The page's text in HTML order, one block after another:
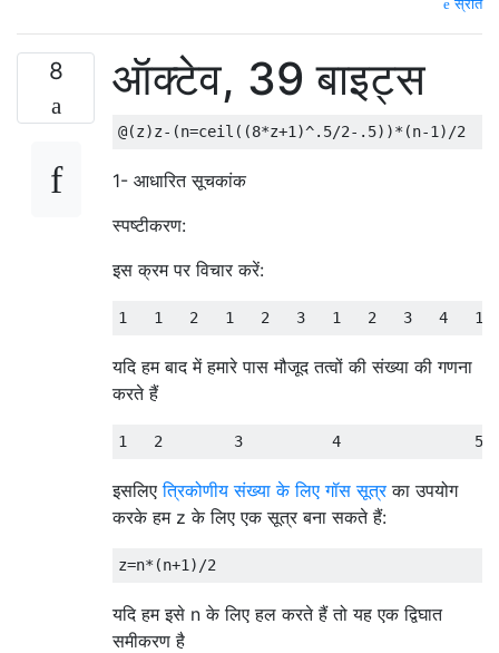
स्रोत
8 ऑक्टेव, 39 बाइट्स
1- आधारित सूचकांक
स्पष्टीकरण:
इस क्रम पर विचार करें:
यदि हम बाद में हमारे पास मौजूद तत्वों की संख्या की गणना
करते हैं
इसलिएत्रिकोणीय संख्या के लिए गॉस सूत्रका उपयोग
करके हम z के लिए एक सूत्र बना सकते हैं:
यदि हम इसे n के लिए हल करते हैं तो यह एक द्विघात
समीकरण है